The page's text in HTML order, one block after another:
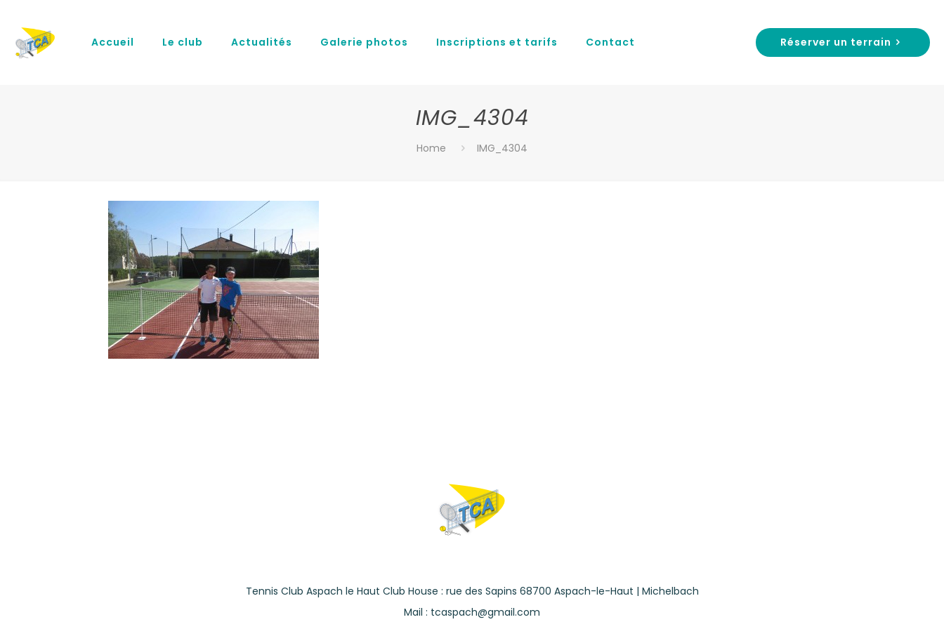
Accueil Le club Actualités Galerie photos Inscriptions et tarifs Contact Réserver un terrain
IMG_4304
Home IMG_4304
Tennis Club Aspach le Haut Club House : rue des Sapins 68700 Aspach-le-Haut | Michelbach
Mail : tcaspach@gmail.com